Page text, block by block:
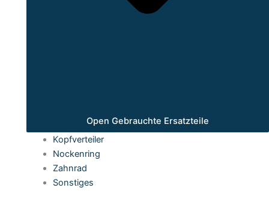
Open Gebrauchte Ersatzteile
Kopfverteiler
Nockenring
Zahnrad
Sonstiges